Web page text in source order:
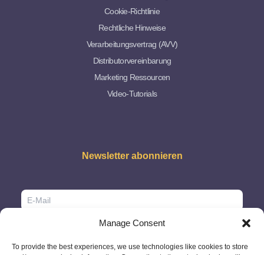
Manage Consent
To provide the best experiences, we use technologies like cookies to store
Cookie-Richtlinie
Rechtliche Hinweise
Verarbeitungsvertrag (AVV)
Distributorvereinbarung
Marketing Ressourcen
Video-Tutorials
Newsletter abonnieren